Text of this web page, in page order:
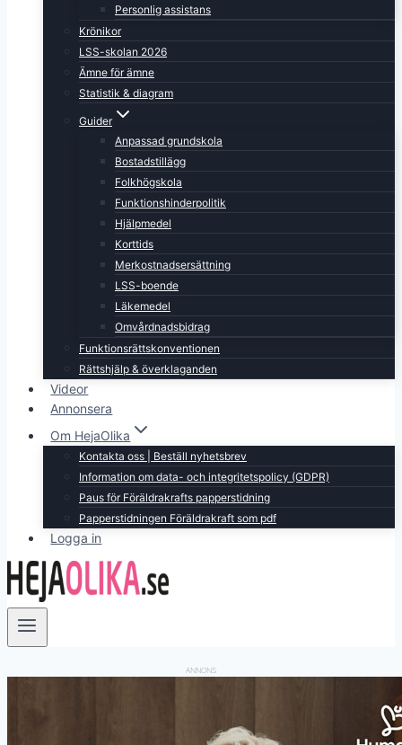
Personlig assistans
Krönikor
LSS-skolan 2026
Ämne för ämne
Statistik & diagram
Guider
Anpassad grundskola
Bostadstillägg
Folkhögskola
Funktionshinderpolitik
Hjälpmedel
Korttids
Merkostnadsersättning
LSS-boende
Läkemedel
Omvårdnadsbidrag
Funktionsrättskonventionen
Rättshjälp & överklaganden
Videor
Annonsera
Om HejaOlika
Kontakta oss | Beställ nyhetsbrev
Information om data- och integritetspolicy (GDPR)
Paus för Föräldrakrafts papperstidning
Papperstidningen Föräldrakraft som pdf
Logga in
ANNONS